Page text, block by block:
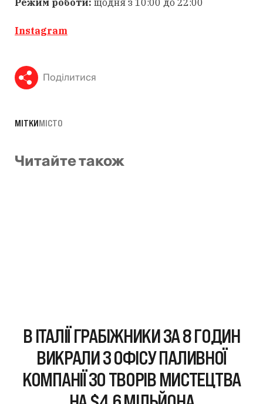
Instagram
Поділитися
МІТКИМІСТО
Читайте також
В ІТАЛІЇ ГРАБІЖНИКИ ЗА 8 ГОДИН
ВИКРАЛИ З ОФІСУ ПАЛИВНОЇ
КОМПАНІЇ 30 ТВОРІВ МИСТЕЦТВА